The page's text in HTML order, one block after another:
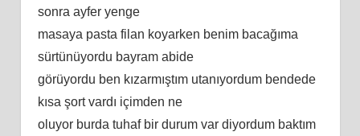
sonra ayfer yenge
masaya pasta filan koyarken benim bacağıma
sürtünüyordu bayram abide
görüyordu ben kızarmıştım utanıyordum bendede
kısa şort vardı içimden ne
oluyor burda tuhaf bir durum var diyordum baktım